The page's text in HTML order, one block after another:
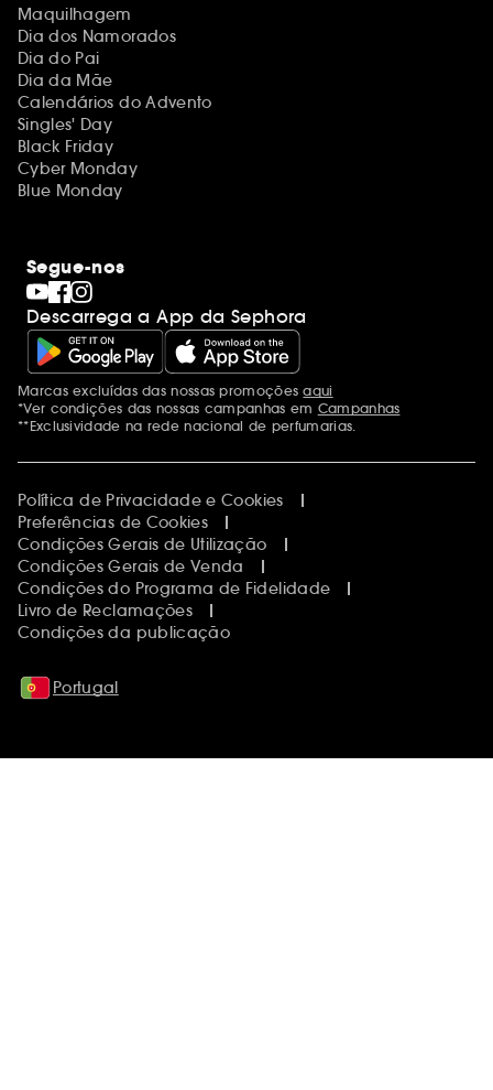
Maquilhagem
Dia dos Namorados
Dia do Pai
Dia da Mãe
Calendários do Advento
Singles' Day
Black Friday
Cyber Monday
Blue Monday
Segue-nos
Descarrega a App da Sephora
Menções adicionais
Marcas excluídas das nossas promoçõesaqui
*Ver condições das nossas campanhas em Campanhas
**Exclusividade na rede nacional de perfumarias.
Política de Privacidade e Cookies
Preferências de Cookies
Condições Gerais de Utilização
Condições Gerais de Venda
Condições do Programa de Fidelidade
Livro de Reclamações
Condições da publicação
Portugal